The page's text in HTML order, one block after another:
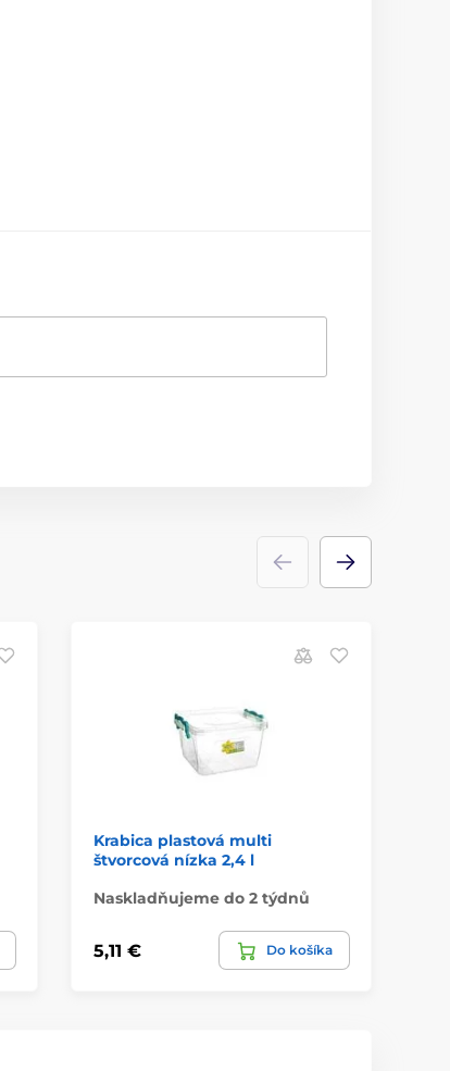
Krabica plastová multi
štvorcová nízka 2,4 l
Naskladňujeme do 2 týdnů
5,11 € Do košíka